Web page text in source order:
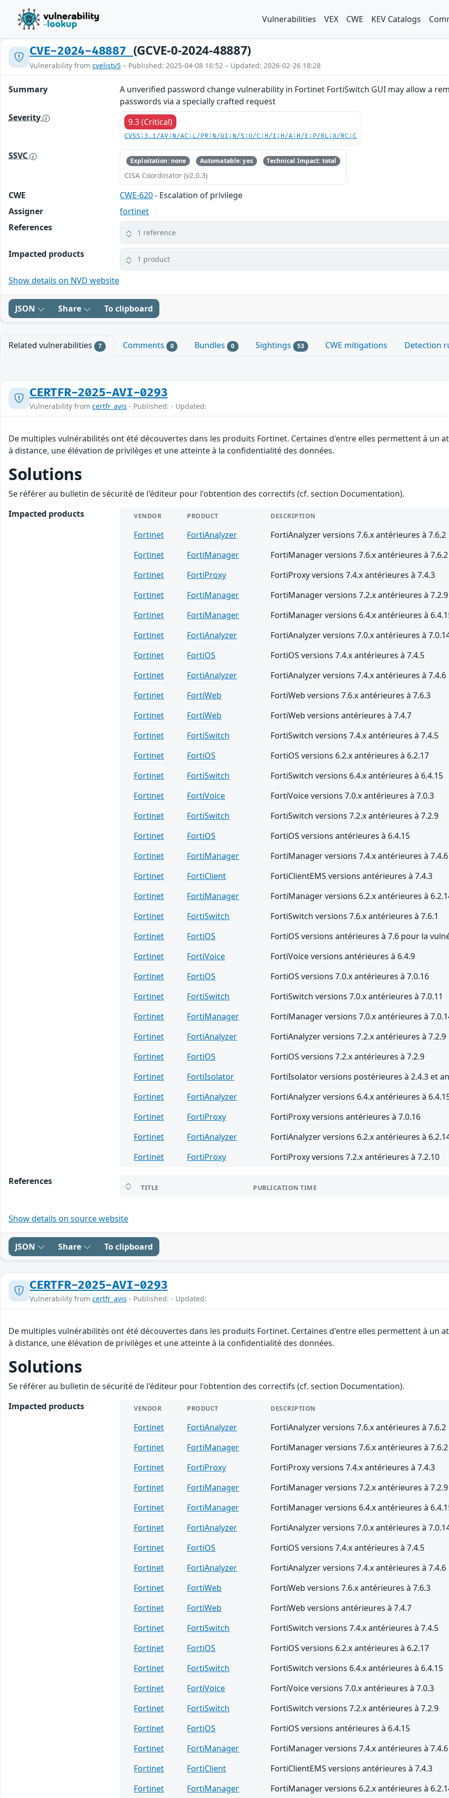
Vulnerabilities VEX CWE KEV Catalogs
CVE-2024-48887 (GCVE-0-2024-48887)
Vulnerability from cvelistv5 – Published: 2025-04-08 16:52 – Updated: 2026-02-26 18:28
Summary
A unverified password change vulnerability in Fortinet FortiSwitch GUI may allow a
passwords via a specially crafted request
Severity
9.3 (Critical)
CVSS:3.1/AV:N/AC:L/PR:N/UI:N/S:U/C:H/I:H/A:H/E:P/RL:X/RC:C
SSVC Exploitation: none Automatable: yes Technical Impact: total
CISA Coordinator (v2.0.3)
CWE CWE-620- Escalation of privilege
Assigner
fortinet
References
1 reference
Impacted products 1 product
Show details on NVD website
JSON Share To clipboard
Related vulnerabilities 7 Comments 0 Bundles 0 Sightings 53 CWE mitigations Detection
CERTFR-2025-AVI-0293
Vulnerability from certfr_avis - Published: - Updated:
De multiples vulnérabilités ont été découvertes dans les produits Fortinet. Certaines d'entre elles permettent à un
à distance, une élévation de privilèges et une atteinte à la confidentialité des données.
Solutions
Se référer au bulletin de sécurité de l'éditeur pour l'obtention des correctifs (cf. section Documentation).
Impacted products
VENDOR PRODUCT DESCRIPTION
Fortinet FortiAnalyzer
FortiAnalyzer versions 7.6.x antérieures à 7.6.2
Fortinet
FortiManager
FortiManager versions 7.6.x antérieures à 7.6.2
Fortinet
FortiProxy
FortiProxy versions 7.4.x antérieures à 7.4.3
Fortinet
FortiManager
FortiManager versions 7.2.x antérieures à 7.2.9
Fortinet
FortiManager
FortiManager versions 6.4.x antérieures à
Fortinet
FortiAnalyzer
FortiAnalyzer versions 7.0.x antérieures à
Fortinet
FortiOS
FortiOS versions 7.4.x antérieures à 7.4.5
Fortinet
FortiAnalyzer
FortiAnalyzer versions 7.4.x antérieures à 7.4.6
Fortinet
FortiWeb
FortiWeb versions 7.6.x antérieures à 7.6.3
Fortinet
FortiWeb
FortiWeb versions antérieures à 7.4.7
Fortinet
FortiSwitch
FortiSwitch versions 7.4.x antérieures à 7.4.5
Fortinet
FortiOS
FortiOS versions 6.2.x antérieures à 6.2.17
Fortinet
FortiSwitch
FortiSwitch versions 6.4.x antérieures à 6.4.15
Fortinet
FortiVoice
FortiVoice versions 7.0.x antérieures à 7.0.3
Fortinet
FortiSwitch
FortiSwitch versions 7.2.x antérieures à 7.2.9
Fortinet
FortiOS
FortiOS versions antérieures à 6.4.15
Fortinet
FortiManager
FortiManager versions 7.4.x antérieures à 7.4.6
Fortinet
FortiClient
FortiClientEMS versions antérieures à 7.4.3
Fortinet
FortiManager
FortiManager versions 6.2.x antérieures à
Fortinet
FortiSwitch
FortiSwitch versions 7.6.x antérieures à 7.6.1
Fortinet
FortiOS
FortiOS versions antérieures à 7.6 pour la
Fortinet
FortiVoice
FortiVoice versions antérieures à 6.4.9
Fortinet
FortiOS
FortiOS versions 7.0.x antérieures à 7.0.16
Fortinet
FortiSwitch
FortiSwitch versions 7.0.x antérieures à 7.0.11
Fortinet
FortiManager
FortiManager versions 7.0.x antérieures à
Fortinet
FortiAnalyzer
FortiAnalyzer versions 7.2.x antérieures à 7.2.9
Fortinet
FortiOS
FortiOS versions 7.2.x antérieures à 7.2.9
Fortinet
FortiIsolator
FortiIsolator versions postérieures à 2.4.3 et
Fortinet
FortiAnalyzer
FortiAnalyzer versions 6.4.x antérieures à
Fortinet
FortiProxy
FortiProxy versions antérieures à 7.0.16
Fortinet
FortiAnalyzer
FortiAnalyzer versions 6.2.x antérieures à
Fortinet
FortiProxy FortiProxy versions 7.2.x antérieures à 7.2.10
References
TITLE PUBLICATION TIME
Show details on source website
JSON Share To clipboard
CERTFR-2025-AVI-0293
Vulnerability from certfr_avis - Published: - Updated:
De multiples vulnérabilités ont été découvertes dans les produits Fortinet. Certaines d'entre elles permettent à un
à distance, une élévation de privilèges et une atteinte à la confidentialité des données.
Solutions
Se référer au bulletin de sécurité de l'éditeur pour l'obtention des correctifs (cf. section Documentation).
Impacted products
VENDOR PRODUCT DESCRIPTION
Fortinet FortiAnalyzer
FortiAnalyzer versions 7.6.x antérieures à 7.6.2
Fortinet
FortiManager
FortiManager versions 7.6.x antérieures à 7.6.2
Fortinet
FortiProxy
FortiProxy versions 7.4.x antérieures à 7.4.3
Fortinet
FortiManager
FortiManager versions 7.2.x antérieures à 7.2.9
Fortinet
FortiManager
FortiManager versions 6.4.x antérieures à
Fortinet
FortiAnalyzer
FortiAnalyzer versions 7.0.x antérieures à
Fortinet
FortiOS
FortiOS versions 7.4.x antérieures à 7.4.5
Fortinet
FortiAnalyzer
FortiAnalyzer versions 7.4.x antérieures à 7.4.6
Fortinet
FortiWeb
FortiWeb versions 7.6.x antérieures à 7.6.3
Fortinet
FortiWeb
FortiWeb versions antérieures à 7.4.7
Fortinet
FortiSwitch
FortiSwitch versions 7.4.x antérieures à 7.4.5
Fortinet
FortiOS
FortiOS versions 6.2.x antérieures à 6.2.17
Fortinet
FortiSwitch
FortiSwitch versions 6.4.x antérieures à 6.4.15
Fortinet
FortiVoice
FortiVoice versions 7.0.x antérieures à 7.0.3
Fortinet
FortiSwitch
FortiSwitch versions 7.2.x antérieures à 7.2.9
Fortinet
FortiOS
FortiOS versions antérieures à 6.4.15
Fortinet
FortiManager
FortiManager versions 7.4.x antérieures à 7.4.6
Fortinet
FortiClient
FortiClientEMS versions antérieures à 7.4.3
Fortinet
FortiManager FortiManager versions 6.2.x antérieures à